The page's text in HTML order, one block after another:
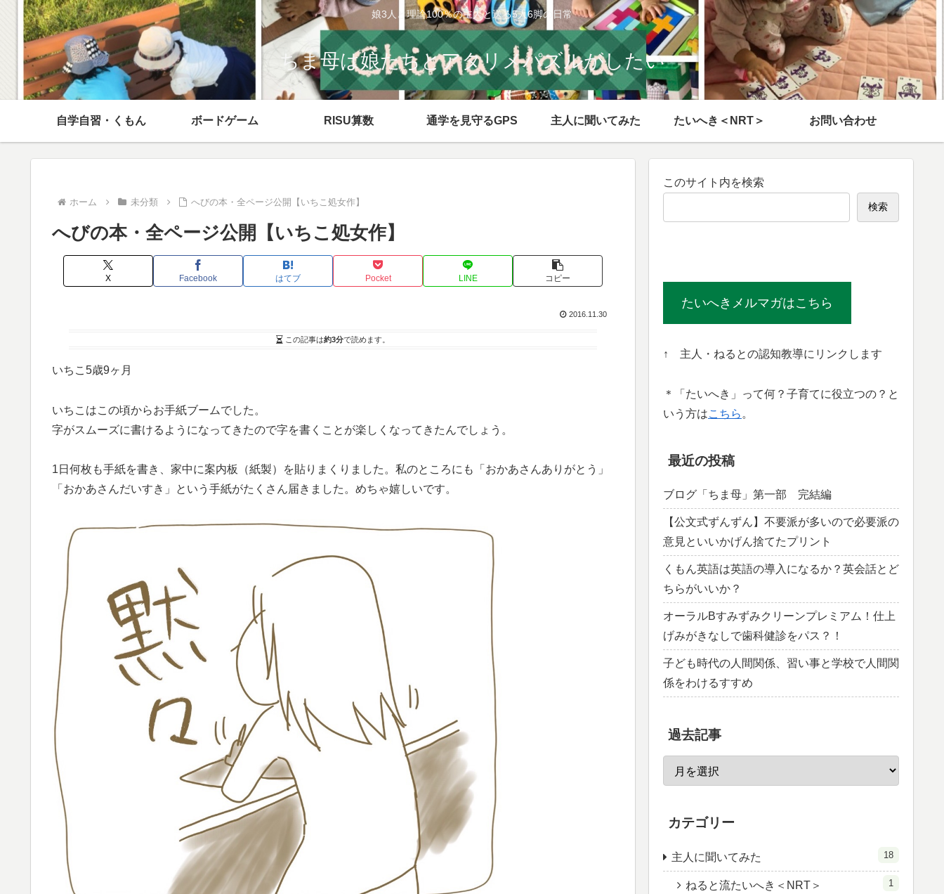
娘3人と理論100％の主人と送る5人6脚の日常
ちま母は娘たちとアタリメパズルがしたい
自学自習・くもん ボードゲーム RISU算数 通学を見守るGPS 主人に聞いてみた たいへき＜NRT＞ お問い合わせ
ホーム 未分類 へびの本・全ページ公開【いちこ処女作】
へびの本・全ページ公開【いちこ処女作】
X Facebook はてブ Pocket LINE コピー
2016.11.30
この記事は約3分で読めます。
いちこ5歳9ヶ月
いちこはこの頃からお手紙ブームでした。
字がスムーズに書けるようになってきたので字を書くことが楽しくなってきたんでしょう。
1日何枚も手紙を書き、家中に案内板（紙製）を貼りまくりました。私のところにも「おかあさんありがとう」
「おかあさんだいすき」という手紙がたくさん届きました。めちゃ嬉しいです。
このサイト内を検索
検索
たいへきメルマガはこちら
↑ 主人・ねるとの認知教導にリンクします
＊「たいへき」って何？子育てに役立つの？と
いう方はこちら 。
最近の投稿
ブログ「ちま母」第一部 完結編
【公文式ずんずん】不要派が多いので必要派の
意見といいかげん捨てたプリント
くもん英語は英語の導入になるか？英会話とど
ちらがいいか？
オーラルBすみずみクリーンプレミアム！仕上
げみがきなしで歯科健診をパス？！
子ども時代の人間関係、習い事と学校で人間関
係をわけるすすめ
過去記事
カテゴリー
主人に聞いてみた 18
ねると流たいへき＜NRT＞ 1